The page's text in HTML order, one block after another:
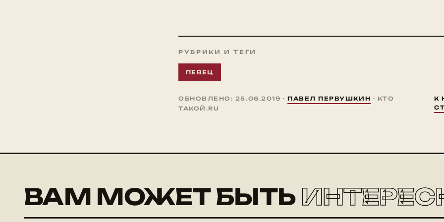
РУБРИКИ И ТЕГИ
ПЕВЕЦ
ОБНОВЛЕНО: 25.06.2019 · ПАВЕЛ ПЕРВУШКИН · КТО
ТАКОЙ.RU
К
ВАМ МОЖЕТ БЫТЬ